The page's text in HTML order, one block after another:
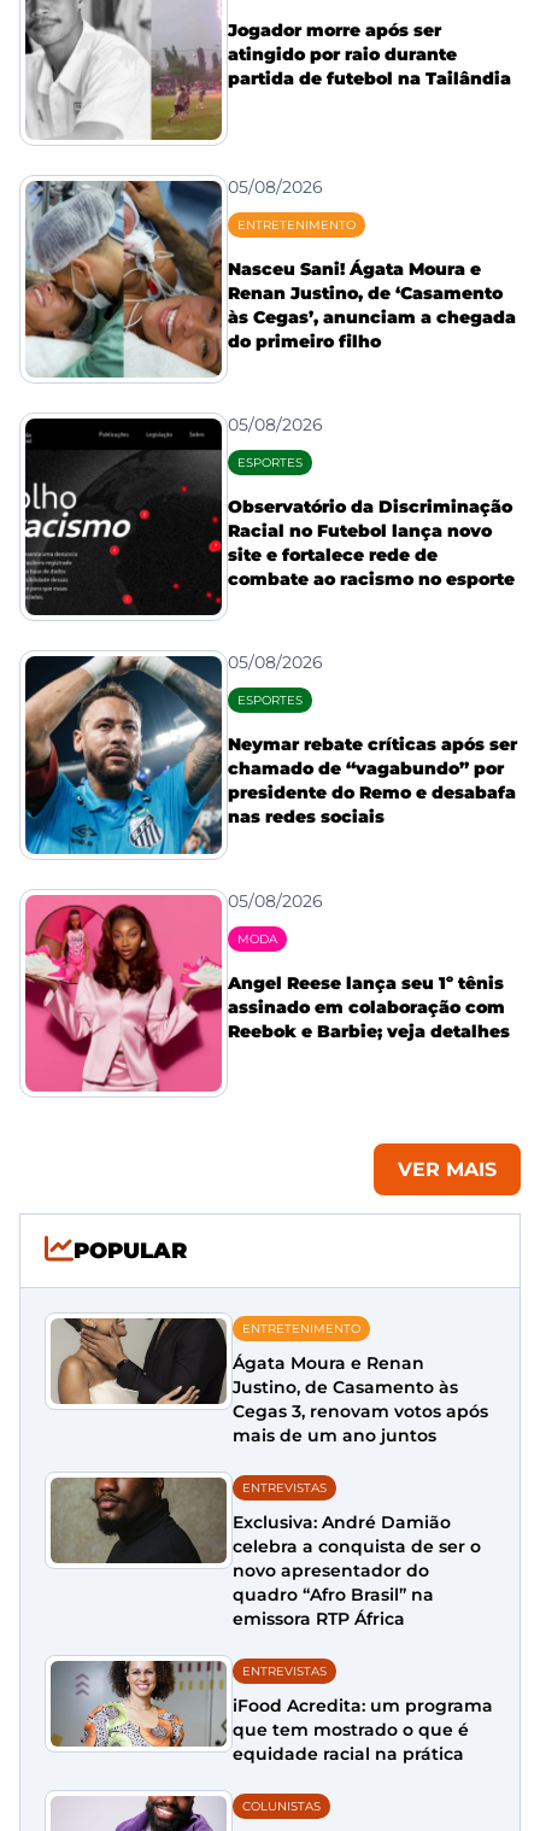
Jogador morre após ser
atingido por raio durante
partida de futebol na Tailândia
05/08/2026
ENTRETENIMENTO
Nasceu Sani! Ágata Moura e
Renan Justino, de ‘Casamento
às Cegas’, anunciam a chegada
do primeiro filho
05/08/2026
ESPORTES
Observatório da Discriminação
Racial no Futebol lança novo
site e fortalece rede de
combate ao racismo no esporte
05/08/2026
ESPORTES
Neymar rebate críticas após ser
chamado de “vagabundo” por
presidente do Remo e desabafa
nas redes sociais
05/08/2026
MODA
Angel Reese lança seu 1º tênis
assinado em colaboração com
Reebok e Barbie; veja detalhes
VER MAIS
POPULAR
ENTRETENIMENTO
Ágata Moura e Renan
Justino, de Casamento às
Cegas 3, renovam votos após
mais de um ano juntos
ENTREVISTAS
Exclusiva: André Damião
celebra a conquista de ser o
novo apresentador do
quadro “Afro Brasil” na
emissora RTP África
ENTREVISTAS
iFood Acredita: um programa
que tem mostrado o que é
equidade racial na prática
COLUNISTAS